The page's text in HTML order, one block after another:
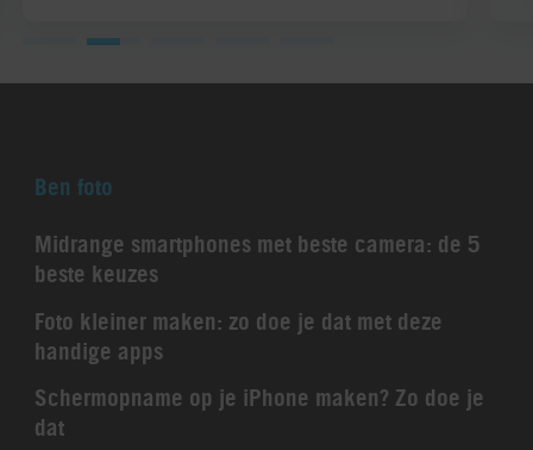
Ben foto
Midrange smartphones met beste camera: de 5
beste keuzes
Foto kleiner maken: zo doe je dat met deze
handige apps
Schermopname op je iPhone maken? Zo doe je
dat